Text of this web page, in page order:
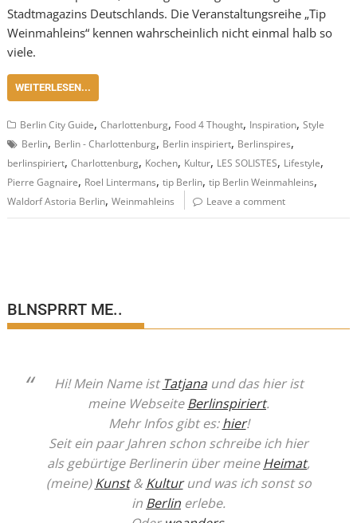
Stadtmagazins Deutschlands. Die Veranstaltungsreihe „Tip
Weinmahleins“ kennen wahrscheinlich nicht einmal halb so
viele.
WEITERLESEN...
Berlin City Guide,Charlottenburg, Food 4 Thought, Inspiration,Style
Berlin, Berlin - Charlottenburg, Berlin inspiriert, Berlinspires,
berlinspiriert,Charlottenburg, Kochen, Kultur, LES SOLISTES, Lifestyle,
Pierre Gagnaire, Roel Lintermans,tip Berlin,tip Berlin Weinmahleins,
Waldorf Astoria Berlin,Weinmahleins Leave a comment
BLNSPRRT ME..
Hi! Mein Name ist Tatjanaund das hier ist
meine WebseiteBerlinspiriert.
Mehr Infos gibt es:hier!
Seit ein paar Jahren schon schreibe ich hier
als gebürtige Berlinerin über meineHeimat,
(meine)Kunst& Kulturund was ich sonst so
in Berlin erlebe.